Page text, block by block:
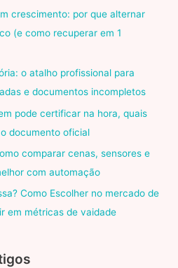
crescimento: por que alternar
(e como recuperar em 1
o atalho profissional para
e documentos incompletos
pode certificar na hora, quais
documento oficial
comparar cenas, sensores e
com automação
Como Escolher no mercado de
em métricas de vaidade